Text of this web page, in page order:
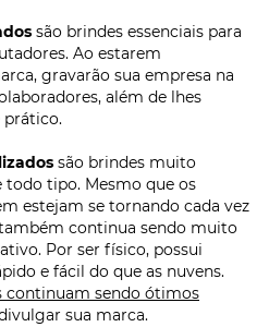
são brindes essenciais para
Ao estarem
gravarão sua empresa na
além de lhes
são brindes muito
todo tipo. Mesmo que os
estejam se tornando cada vez
continua sendo muito
Por ser físico, possui
e fácil do que as nuvens.
continuam sendo ótimos
sua marca.